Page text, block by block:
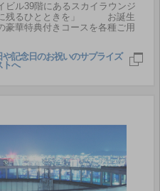
ビル39階にあるスカイラウンジ
に残るひとときを」 お誕生
豪華特典付きコースを各種ご用
記念日のお祝いのサプライズ
トへ